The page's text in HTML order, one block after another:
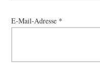
E-Mail-Adresse *